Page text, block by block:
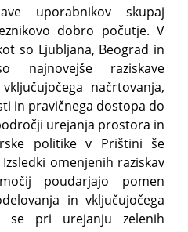
uporabnikov skupaj
dobro počutje. V
so Ljubljana, Beograd in
najnovejše raziskave
načrtovanja,
in pravičnega dostopa do
urejanja prostora in
politike v Prištini še
omenjenih raziskav
poudarjajo pomen
in vključujočega
se pri urejanju zelenih